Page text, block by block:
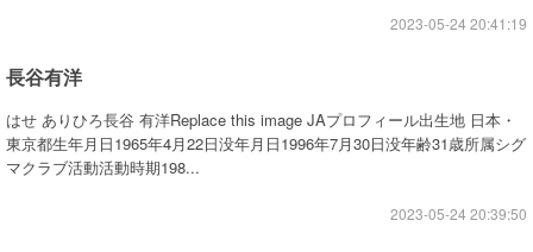
2023-05-24 20:41:19
長谷有洋
はせ ありひろ長谷 有洋Replace this image JAプロフィール出生地 日本・
東京都生年月日1965年4月22日没年月日1996年7月30日没年齢31歳所属シグ
マクラブ活動活動時期198...
2023-05-24 20:39:50